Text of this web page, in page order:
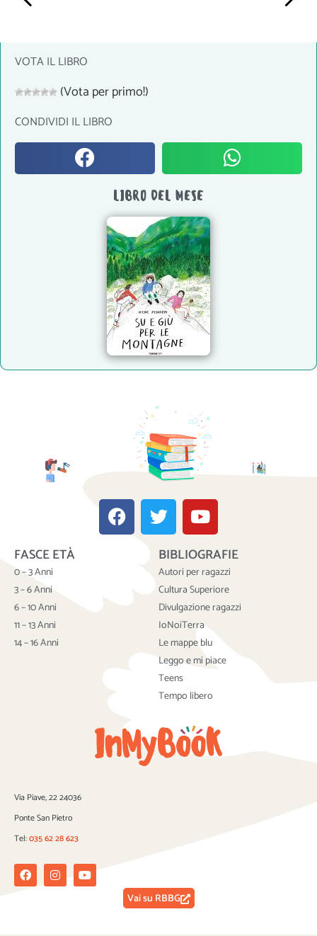
VOTA IL LIBRO
(Vota per primo!)
CONDIVIDI IL LIBRO
LIBRO DEL MESE
F
a
c
T
w
i
t
t
e
r
Y
o
u
t
u
b
e
FASCE ETÀ
0 – 3 Anni
3 – 6 Anni
6 – 10 Anni
11 – 13 Anni
14 – 16 Anni
BIBLIOGRAFIE
Autori per ragazzi
Cultura Superiore
Divulgazione ragazzi
IoNoiTerra
Le mappe blu
Leggo e mi piace
Teens
Tempo libero
Via Piave, 22 24036
Ponte San Pietro
Tel:035 62 28 623
FacebookInstagramYoutube
Vai su RBBG